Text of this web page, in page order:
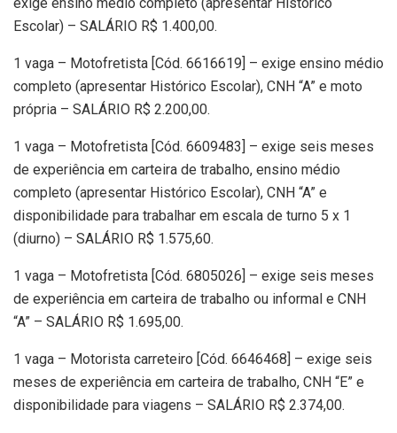
Escolar) – SALÁRIO R$ 1.400,00.
1 vaga – Motofretista [Cód. 6616619] – exige ensino médio
completo (apresentar Histórico Escolar), CNH “A” e moto
própria – SALÁRIO R$ 2.200,00.
1 vaga – Motofretista [Cód. 6609483] – exige seis meses
de experiência em carteira de trabalho, ensino médio
completo (apresentar Histórico Escolar), CNH “A” e
disponibilidade para trabalhar em escala de turno 5 x 1
(diurno) – SALÁRIO R$ 1.575,60.
1 vaga – Motofretista [Cód. 6805026] – exige seis meses
de experiência em carteira de trabalho ou informal e CNH
“A” – SALÁRIO R$ 1.695,00.
1 vaga – Motorista carreteiro [Cód. 6646468] – exige seis
meses de experiência em carteira de trabalho, CNH “E” e
disponibilidade para viagens – SALÁRIO R$ 2.374,00.